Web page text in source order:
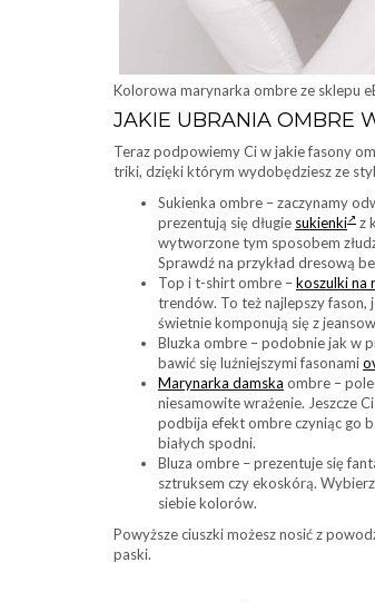
Kolorowa marynarka ombre ze sklepu
JAKIE UBRANIA OMBRE
Teraz podpowiemy Ci w jakie fasony
triki, dzięki którym wydobędziesz ze
Sukienka ombre – zaczynamy
prezentują się długie sukienki
z
wytworzone tym sposobem
Sprawdź na przykład dresową
Top i t-shirt ombre –koszulki na
trendów. To też najlepszy
świetnie komponują się z
Bluzka ombre – podobnie jak w
bawić się luźniejszymi fasonami
Marynarka damska ombre –
niesamowite wrażenie. Jeszcze
podbija efekt ombre czyniąc go
białych spodni.
Bluza ombre – prezentuje się
sztruksem czy ekoskórą.
siebie kolorów.
Powyższe ciuszki możesz nosić z
paski.